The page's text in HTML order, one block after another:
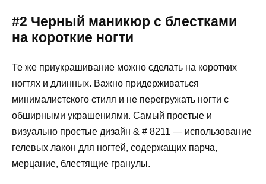
#2 Черный маникюр с блестками
на короткие ногти
Те же приукрашивание можно сделать на коротких
ногтях и длинных. Важно придерживаться
минималистского стиля и не перегружать ногти с
обширными украшениями. Самый простые и
визуально простые дизайн & # 8211 — использование
гелевых лакон для ногтей, содержащих парча,
мерцание, блестящие гранулы.